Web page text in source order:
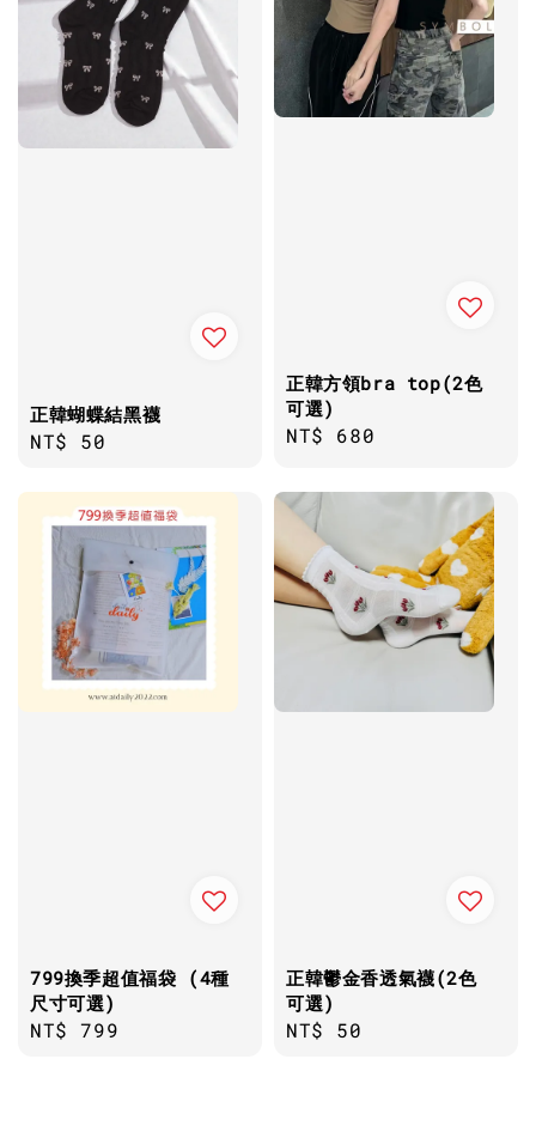
正韓蝴蝶結黑襪
Regular
NT$ 50
正韓方領bra top(2色
可選)
Regular
NT$ 680
799換季超值福袋 (4種
尺寸可選)
Regular
NT$ 799
正韓鬱金香透氣襪(2色
可選)
Regular
NT$ 50